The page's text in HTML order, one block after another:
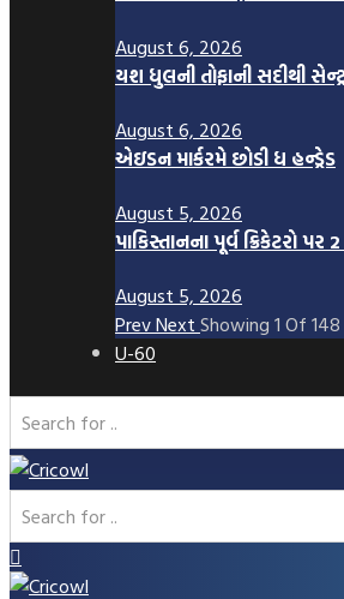
August 6, 2026
યશ ધુલની તોફાની સદીથી
August 6, 2026
એઇડન માર્કરમે છોડી ધ હન્ડ્રેડ
August 5, 2026
પાકિસ્તાનના પૂર્વ ક્રિકેટરો
August 5, 2026
PrevNext Showing 1 Of 148
U-60